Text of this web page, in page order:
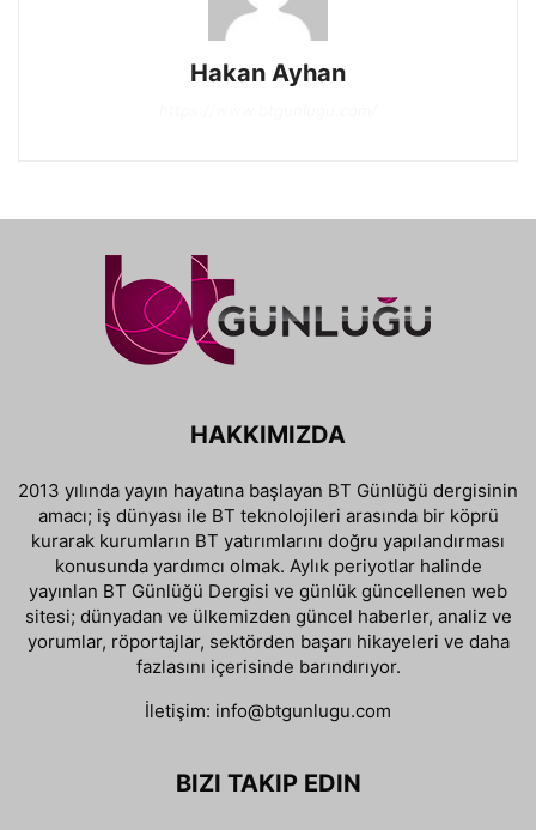
Hakan Ayhan
HAKKIMIZDA
2013 yılında yayın hayatına başlayan BT Günlüğü dergisinin
amacı; iş dünyası ile BT teknolojileri arasında bir köprü
kurarak kurumların BT yatırımlarını doğru yapılandırması
konusunda yardımcı olmak. Aylık periyotlar halinde
yayınlan BT Günlüğü Dergisi ve günlük güncellenen web
sitesi; dünyadan ve ülkemizden güncel haberler, analiz ve
yorumlar, röportajlar, sektörden başarı hikayeleri ve daha
fazlasını içerisinde barındırıyor.
İletişim: info@btgunlugu.com
BIZI TAKIP EDIN